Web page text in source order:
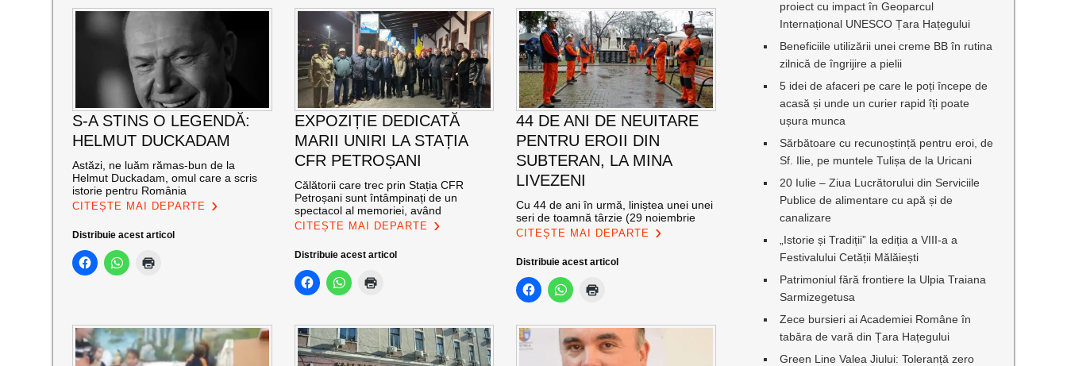
S-A STINS O LEGENDĂ:
HELMUT DUCKADAM
Astăzi, ne luăm rămas-bun de la
Helmut Duckadam, omul care a scris
istorie pentru România
CITEȘTE MAI DEPARTE
Distribuie acest articol
EXPOZIȚIE DEDICATĂ
MARII UNIRI LA STAȚIA
CFR PETROȘANI
Călătorii care trec prin Stația CFR
Petroșani sunt întâmpinați de un
spectacol al memoriei, având
CITEȘTE MAI DEPARTE
Distribuie acest articol
44 DE ANI DE NEUITARE
PENTRU EROII DIN
SUBTERAN, LA MINA
LIVEZENI
Cu 44 de ani în urmă, liniștea unei unei
seri de toamnă târzie (29 noiembrie
CITEȘTE MAI DEPARTE
Distribuie acest articol
proiect cu impact în Geoparcul
Internațional UNESCO Țara Hațegului
Beneficiile utilizării unei creme BB în rutina
zilnică de îngrijire a pielii
5 idei de afaceri pe care le poți începe de
acasă și unde un curier rapid îți poate
ușura munca
Sărbătoare cu recunoștință pentru eroi, de
Sf. Ilie, pe muntele Tulișa de la Uricani
20 Iulie – Ziua Lucrătorului din Serviciile
Publice de alimentare cu apă și de
canalizare
„Istorie și Tradiții” la ediția a VIII-a a
Festivalului Cetății Mălăiești
Patrimoniul fără frontiere la Ulpia Traiana
Sarmizegetusa
Zece bursieri ai Academiei Române în
tabăra de vară din Țara Hațegului
Green Line Valea Jiului: Toleranță zero